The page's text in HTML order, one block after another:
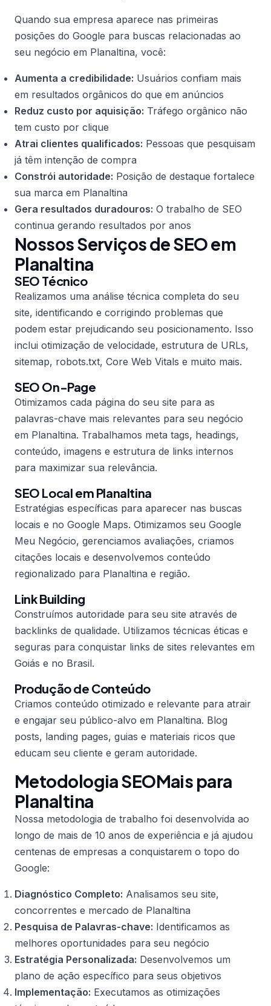
Quando sua empresa aparece nas primeiras
posições do Google para buscas relacionadas ao
seu negócio em Planaltina, você:
Aumenta a credibilidade: Usuários confiam mais
em resultados orgânicos do que em anúncios
Reduz custo por aquisição: Tráfego orgânico não
tem custo por clique
Atrai clientes qualificados: Pessoas que pesquisam
já têm intenção de compra
Constrói autoridade: Posição de destaque fortalece
sua marca em Planaltina
Gera resultados duradouros: O trabalho de SEO
continua gerando resultados por anos
Nossos Serviços de SEO em
Planaltina
SEO Técnico
Realizamos uma análise técnica completa do seu
site, identificando e corrigindo problemas que
podem estar prejudicando seu posicionamento. Isso
inclui otimização de velocidade, estrutura de URLs,
sitemap, robots.txt, Core Web Vitals e muito mais.
SEO On-Page
Otimizamos cada página do seu site para as
palavras-chave mais relevantes para seu negócio
em Planaltina. Trabalhamos meta tags, headings,
conteúdo, imagens e estrutura de links internos
para maximizar sua relevância.
SEO Local em Planaltina
Estratégias específicas para aparecer nas buscas
locais e no Google Maps. Otimizamos seu Google
Meu Negócio, gerenciamos avaliações, criamos
citações locais e desenvolvemos conteúdo
regionalizado para Planaltina e região.
Link Building
Construímos autoridade para seu site através de
backlinks de qualidade. Utilizamos técnicas éticas e
seguras para conquistar links de sites relevantes em
Goiás e no Brasil.
Produção de Conteúdo
Criamos conteúdo otimizado e relevante para atrair
e engajar seu público-alvo em Planaltina. Blog
posts, landing pages, guias e materiais ricos que
educam seu cliente e geram autoridade.
Metodologia SEOMais para
Planaltina
Nossa metodologia de trabalho foi desenvolvida ao
longo de mais de 10 anos de experiência e já ajudou
centenas de empresas a conquistarem o topo do
Google:
Diagnóstico Completo: Analisamos seu site,
concorrentes e mercado de Planaltina
Pesquisa de Palavras-chave: Identificamos as
melhores oportunidades para seu negócio
Estratégia Personalizada: Desenvolvemos um
plano de ação específico para seus objetivos
Implementação: Executamos as otimizações